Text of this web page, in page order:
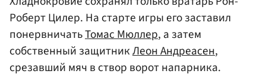
Роберт Цилер. На старте игры его заставил
понервничатьТомас Мюллер, а затем
собственный защитникЛеон Андреасен,
срезавший мяч в створ ворот напарника.